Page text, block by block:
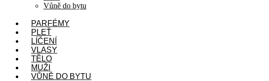
Vůně do bytu
PARFÉMY
PLEŤ
LÍČENÍ
VLASY
TĚLO
MUŽI
VŮNĚ DO BYTU